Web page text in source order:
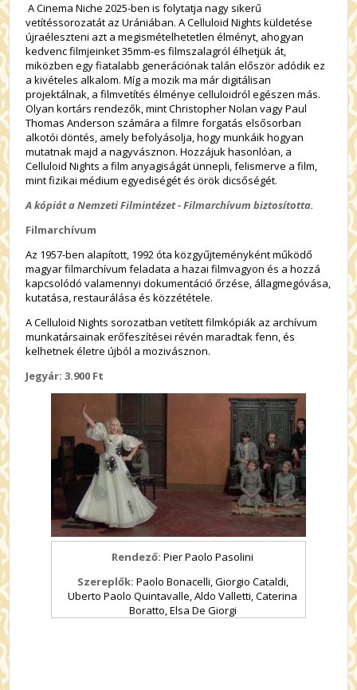
A Cinema Niche 2025-ben is folytatja nagy sikerű
vetítéssorozatát az Urániában. A Celluloid Nights küldetése
újraéleszteni azt a megismételhetetlen élményt, ahogyan
kedvenc filmjeinket 35mm-es filmszalagról élhetjük át,
miközben egy fiatalabb generációnak talán először adódik ez
a kivételes alkalom. Míg a mozik ma már digitálisan
projektálnak, a filmvetítés élménye celluloidról egészen más.
Olyan kortárs rendezők, mint Christopher Nolan vagy Paul
Thomas Anderson számára a filmre forgatás elsősorban
alkotói döntés, amely befolyásolja, hogy munkáik hogyan
mutatnak majd a nagyvásznon. Hozzájuk hasonlóan, a
Celluloid Nights a film anyagiságát ünnepli, felismerve a film,
mint fizikai médium egyediségét és örök dicsőségét.
A kópiát a Nemzeti Filmintézet - Filmarchívum biztosította.
Filmarchívum
Az 1957-ben alapított, 1992 óta közgyűjteményként működő
magyar filmarchívum feladata a hazai filmvagyon és a hozzá
kapcsolódó valamennyi dokumentáció őrzése, állagmegóvása,
kutatása, restaurálása és közzététele.
A Celluloid Nights sorozatban vetített filmkópiák az archívum
munkatársainak erőfeszítései révén maradtak fenn, és
kelhetnek életre újból a mozivásznon.
Jegyár: 3.900 Ft
Rendező: Pier Paolo Pasolini
Szereplők: Paolo Bonacelli, Giorgio Cataldi,
Uberto Paolo Quintavalle, Aldo Valletti, Caterina
Boratto, Elsa De Giorgi